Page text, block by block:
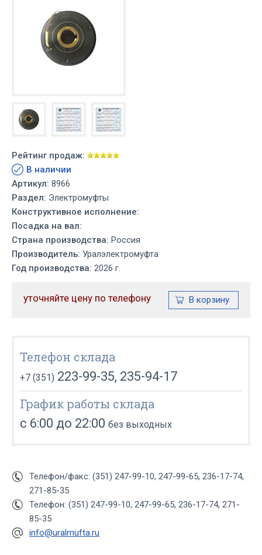
Рейтинг продаж:
В наличии
Артикул: 8966
Раздел: Электромуфты
Конструктивное исполнение:
Посадка на вал:
Страна производства: Россия
Производитель: Уралэлектромуфта
Год производства: 2026 г.
уточняйте цену по телефону
Телефон склада
+7 (351) 223-99-35, 235-94-17
График работы склада
с 6:00 до 22:00 без выходных
Телефон/факс: (351) 247-99-10, 247-99-65, 236-17-74,
271-85-35
Телефон: (351) 247-99-10, 247-99-65, 236-17-74, 271-
85-35
info@uralmufta.ru